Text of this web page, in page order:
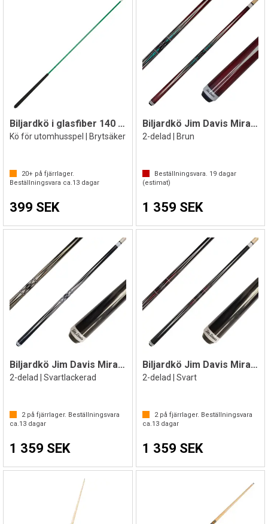
Biljardkö i glasfiber 140 cm | Grön
Kö för utomhusspel | Brytsäker
20+ på fjärrlager.
Beställningsvara ca.13 dagar
399 SEK
Biljardkö Jim Davis Mirage 147 cm
2-delad | Brun
Beställningsvara. 19dagar
(estimat)
1 359 SEK
Biljardkö Jim Davis Mirage 147 cm
2-delad | Svartlackerad
2på fjärrlager. Beställningsvara
ca.13 dagar
1 359 SEK
Biljardkö Jim Davis Mirage 149 cm
2-delad | Svart
2på fjärrlager. Beställningsvara
ca.13dagar
1 359 SEK